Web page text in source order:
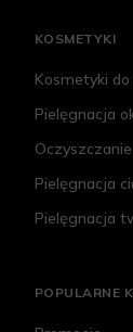
KOSMETYKI
Kosmetyki
Pielęgnacja
Pielęgnacja
Pielęgnacja
POPULARNE